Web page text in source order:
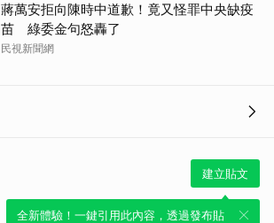
蔣萬安拒向陳時中道歉！竟又怪罪中央缺疫
苗 綠委金句怒轟了
民視新聞網
建立貼文
全新體驗！一鍵引用此內容，透過發布貼